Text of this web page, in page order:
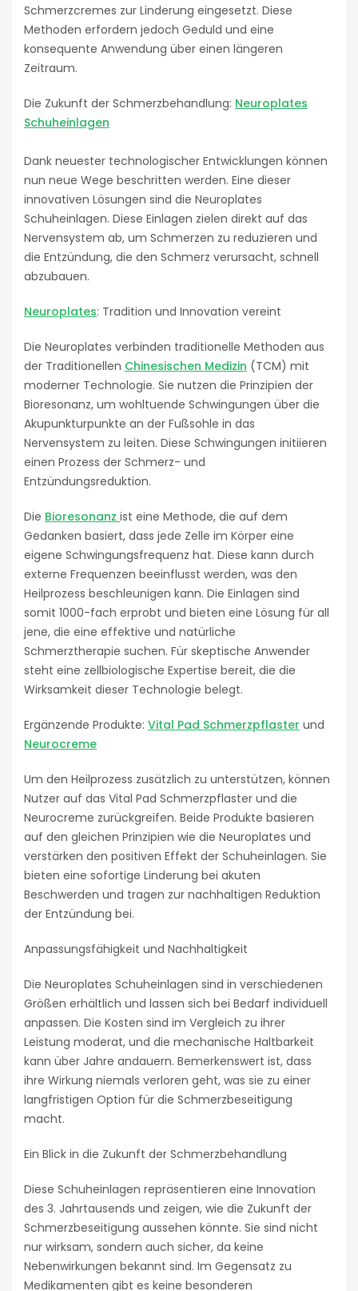
Schmerzcremes zur Linderung eingesetzt. Diese
Methoden erfordern jedoch Geduld und eine
konsequente Anwendung über einen längeren
Zeitraum.
Die Zukunft der Schmerzbehandlung: Neuroplates
Schuheinlagen
Dank neuester technologischer Entwicklungen können
nun neue Wege beschritten werden. Eine dieser
innovativen Lösungen sind die Neuroplates
Schuheinlagen. Diese Einlagen zielen direkt auf das
Nervensystem ab, um Schmerzen zu reduzieren und
die Entzündung, die den Schmerz verursacht, schnell
abzubauen.
Neuroplates: Tradition und Innovation vereint
Die Neuroplates verbinden traditionelle Methoden aus
der Traditionellen Chinesischen Medizin (TCM) mit
moderner Technologie. Sie nutzen die Prinzipien der
Bioresonanz, um wohltuende Schwingungen über die
Akupunkturpunkte an der Fußsohle in das
Nervensystem zu leiten. Diese Schwingungen initiieren
einen Prozess der Schmerz- und
Entzündungsreduktion.
Die Bioresonanz ist eine Methode, die auf dem
Gedanken basiert, dass jede Zelle im Körper eine
eigene Schwingungsfrequenz hat. Diese kann durch
externe Frequenzen beeinflusst werden, was den
Heilprozess beschleunigen kann. Die Einlagen sind
somit 1000-fach erprobt und bieten eine Lösung für all
jene, die eine effektive und natürliche
Schmerztherapie suchen. Für skeptische Anwender
steht eine zellbiologische Expertise bereit, die die
Wirksamkeit dieser Technologie belegt.
Ergänzende Produkte: Vital Pad Schmerzpflaster und
Neurocreme
Um den Heilprozess zusätzlich zu unterstützen, können
Nutzer auf das Vital Pad Schmerzpflaster und die
Neurocreme zurückgreifen. Beide Produkte basieren
auf den gleichen Prinzipien wie die Neuroplates und
verstärken den positiven Effekt der Schuheinlagen. Sie
bieten eine sofortige Linderung bei akuten
Beschwerden und tragen zur nachhaltigen Reduktion
der Entzündung bei.
Anpassungsfähigkeit und Nachhaltigkeit
Die Neuroplates Schuheinlagen sind in verschiedenen
Größen erhältlich und lassen sich bei Bedarf individuell
anpassen. Die Kosten sind im Vergleich zu ihrer
Leistung moderat, und die mechanische Haltbarkeit
kann über Jahre andauern. Bemerkenswert ist, dass
ihre Wirkung niemals verloren geht, was sie zu einer
langfristigen Option für die Schmerzbeseitigung
macht.
Ein Blick in die Zukunft der Schmerzbehandlung
Diese Schuheinlagen repräsentieren eine Innovation
des 3. Jahrtausends und zeigen, wie die Zukunft der
Schmerzbeseitigung aussehen könnte. Sie sind nicht
nur wirksam, sondern auch sicher, da keine
Nebenwirkungen bekannt sind. Im Gegensatz zu
Medikamenten gibt es keine besonderen